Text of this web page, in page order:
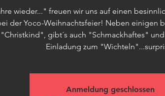
wieder..." freuen wir uns auf einen
der Yoco-Weihnachtsfeier! Neben einigen
gibt´s auch "Schmackhaftes"
Einladung zum
Anmeldung geschlossen